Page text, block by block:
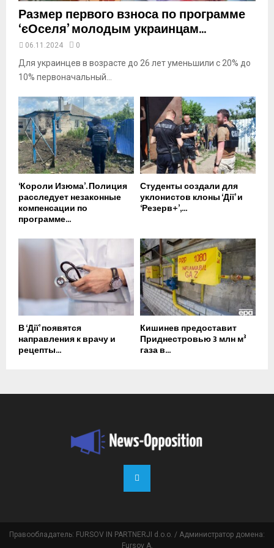
Размер первого взноса по программе
‘єОселя’ молодым украинцам...
06.11.2024 0
Для украинцев в возрасте до 26 лет уменьшили с 20% до
10% первоначальный...
‘Короли Изюма’. Полиция
расследует незаконные
компенсации по
программе...
Студенты создали для
уклонистов клоны ‘Дії’ и
‘Резерв+’,...
В ‘Дії’ появятся
направления к врачу и
рецепты...
Кишинев предоставит
Приднестровью 3 млн м³
газа в...
Правообладатель: FURSOV IN PARTNERJI d.o.o. / Администратор домена:
Fursov A.